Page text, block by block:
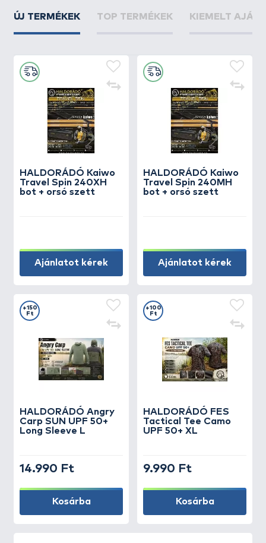
ÚJ TERMÉKEK TOP TERMÉKEK KIEMELT
HALDORÁDÓ Kaiwo
Travel Spin 240XH
bot + orsó szett
Ajánlatot kérek
HALDORÁDÓ Kaiwo
Travel Spin 240MH
bot + orsó szett
Ajánlatot kérek
HALDORÁDÓ Angry
Carp SUN UPF 50+
Long Sleeve L
+150
Ft
14.990 Ft
Kosárba
HALDORÁDÓ FES
Tactical Tee Camo
UPF 50+ XL
+100
Ft
9.990 Ft
Kosárba